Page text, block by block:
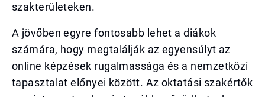
szakterületeken.
A jövőben egyre fontosabb lehet a diákok
számára, hogy megtalálják az egyensúlyt az
online képzések rugalmassága és a nemzetközi
tapasztalat előnyei között. Az oktatási szakértők